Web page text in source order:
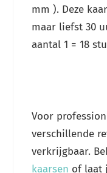
mm ). Deze
maar liefst 30
aantal 1 = 18
Voor
verschillende
verkrijgbaar.
kaarsen of laat